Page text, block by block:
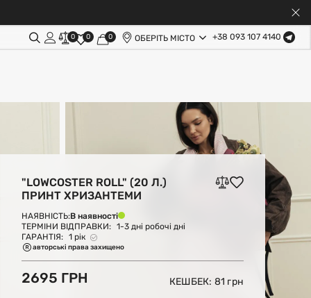
0 0 0 ОБЕРІТЬ МІСТО +38 093 107 4140
"LOWCOSTER ROLL" (20 Л.)
ПРИНТ ХРИЗАНТЕМИ
НАЯВНІСТЬ:В наявності
ТЕРМІНИ ВІДПРАВКИ: 1-3 дні робочі дні
ГАРАНТІЯ: 1 рік
авторські права захищено
2695 ГРН КЕШБЕК: 81 грн